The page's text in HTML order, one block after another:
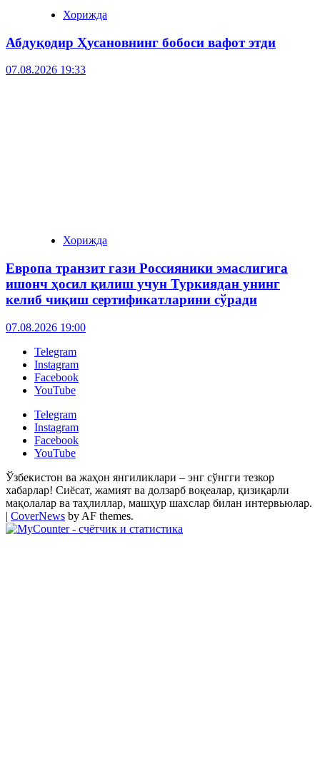
Хорижда
Абдуқодир Ҳусановнинг бобоси вафот этди
07.08.2026 19:33
Хорижда
Европа транзит гази Россияники эмаслигига
ишонч ҳосил қилиш учун Туркиядан унинг
келиб чиқиш сертификатларини сўради
07.08.2026 19:00
Telegram
Instagram
Facebook
YouTube
Telegram
Instagram
Facebook
YouTube
Ўзбекистон ва жаҳон янгиликлари – энг сўнгги тезкор
хабарлар! Сиёсат, жамият ва долзарб воқеалар, қизиқарли
мақолалар ва таҳлиллар, машҳур шахслар билан интервьюлар.
| CoverNews by AF themes.